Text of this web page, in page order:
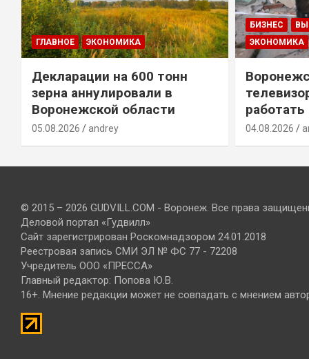
ГЛАВНОЕ ЭКОНОМИКА
Декларации на 600 тонн
зерна аннулировали в
Воронежской области
05.08.2026 andrey
БИЗНЕС
ЭКОНОМИКА
работать
04.08.2026
© 2015 – 2026 GUDVILL.COM - Воронеж. Все права
Деловой портал «Гудвилл»
Сайт зарегистрирован Роскомнадзором 24.01.2018
Реестровая запись СМИ ЭЛ № ФС 77 - 72208
Учредитель ООО «ПРЕССА»
Главный редактор: Попова Ю.В.
16+. Мнение редакции может не совпадать с мнением